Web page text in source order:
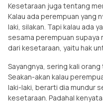
Kesetaraan juga tentang
Kalau ada perempuan yang
laki, silakan. Tapi kalau ada
sesama perempuan supaya
dari kesetaraan, yaitu hak
Sayangnya, sering kali
Seakan-akan kalau
laki-laki, berarti dia mundur
kesetaraan. Padahal